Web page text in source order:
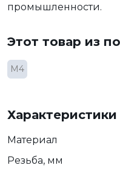
промышленности.
Этот товар из
М4
Характеристики
Материал
Резьба, мм